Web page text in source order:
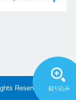
Reserved.